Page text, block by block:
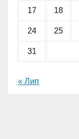
17 18
24 25
31
« Лип